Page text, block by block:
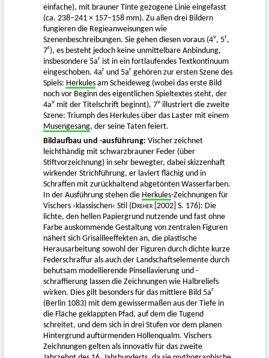
einfache), mit brauner Tinte gezogene Linie eingefasst
(ca. 238−241 × 157−158 mm). Zu allen drei Bildern
fungieren die Regieanweisungen wie
Szenenbeschreibungen. Sie gehen diesen voraus (4v, 5r,
7r), es besteht jedoch keine unmittelbare Anbindung,
insbesondere 5ar ist in ein fortlaufendes Textkontinuum
eingeschoben. 4ar und 5ar gehören zur ersten Szene des
Spiels: Herkules am Scheideweg (wobei das erste Bild
noch vor Beginn des eigentlichen Spieltextes steht, der
4av mit der Titelschrift beginnt), 7v illustriert die zweite
Szene: Triumph des Herkules über das Laster mit einem
Musengesang, der seine Taten feiert.
Bildaufbau und -ausführung: Vischer zeichnet
leichthändig mit schwarzbrauner Feder (über
Stiftvorzeichnung) in sehr bewegter, dabei skizzenhaft
wirkender Strichführung, er laviert flächig und in
Schraffen mit zurückhaltend abgetönten Wasserfarben.
In der Ausführung stehen die Herkules-Zeichnungen für
Vischers ›klassischen‹ Stil (Dreher [2002] S. 176): Die
lichte, den hellen Papiergrund nutzende und fast ohne
Farbe auskommende Gestaltung von zentralen Figuren
nähert sich Grisailleeffekten an, die plastische
Herausarbeitung sowohl der Figuren durch dichte kurze
Federschraffur als auch der Landschaftselemente durch
behutsam modellierende Pinsellavierung und -
schraffierung lassen die Zeichnungen wie Halbreliefs
wirken. Dies gilt besonders für das mittlere Bild 5ar
(Berlin 1083) mit dem gewissermaßen aus der Tiefe in
die Fläche geklappten Pfad, auf dem die Tugend
schreitet, und dem sich in drei Stufen vor dem planen
Hintergrund auftürmenden Höllenqualm. Vischers
Zeichnungen gelten als innovativ für das zweite